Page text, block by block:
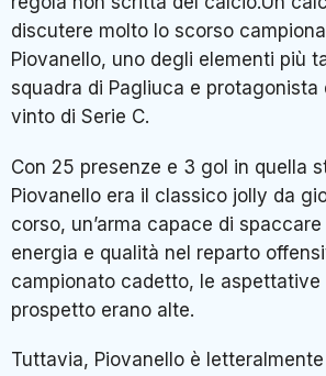
discutere molto lo scorso
Piovanello, uno degli elementi più
squadra di Pagliuca e protagonista
vinto di Serie C.
Con 25 presenze e 3 gol in quella
Piovanello era il classico jolly da
corso, un’arma capace di
energia e qualità nel reparto
campionato cadetto, le aspettative
prospetto erano alte.
Tuttavia, Piovanello è